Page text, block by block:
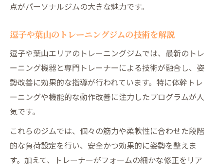
点がパーソナルジムの大きな魅力です。
逗子や葉山のトレーニングジムの技術を解説
逗子や葉山エリアのトレーニングジムでは、最新のトレ
ーニング機器と専門トレーナーによる技術が融合し、姿
勢改善に効果的な指導が行われています。特に体幹トレ
ーニングや機能的な動作改善に注力したプログラムが人
気です。
これらのジムでは、個々の筋力や柔軟性に合わせた段階
的な負荷設定を行い、安全かつ効果的に姿勢を整えま
す。加えて、トレーナーがフォームの細かな修正をリア